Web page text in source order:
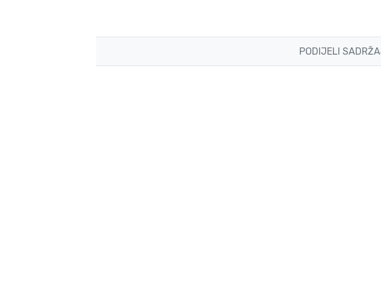
PODIJELI